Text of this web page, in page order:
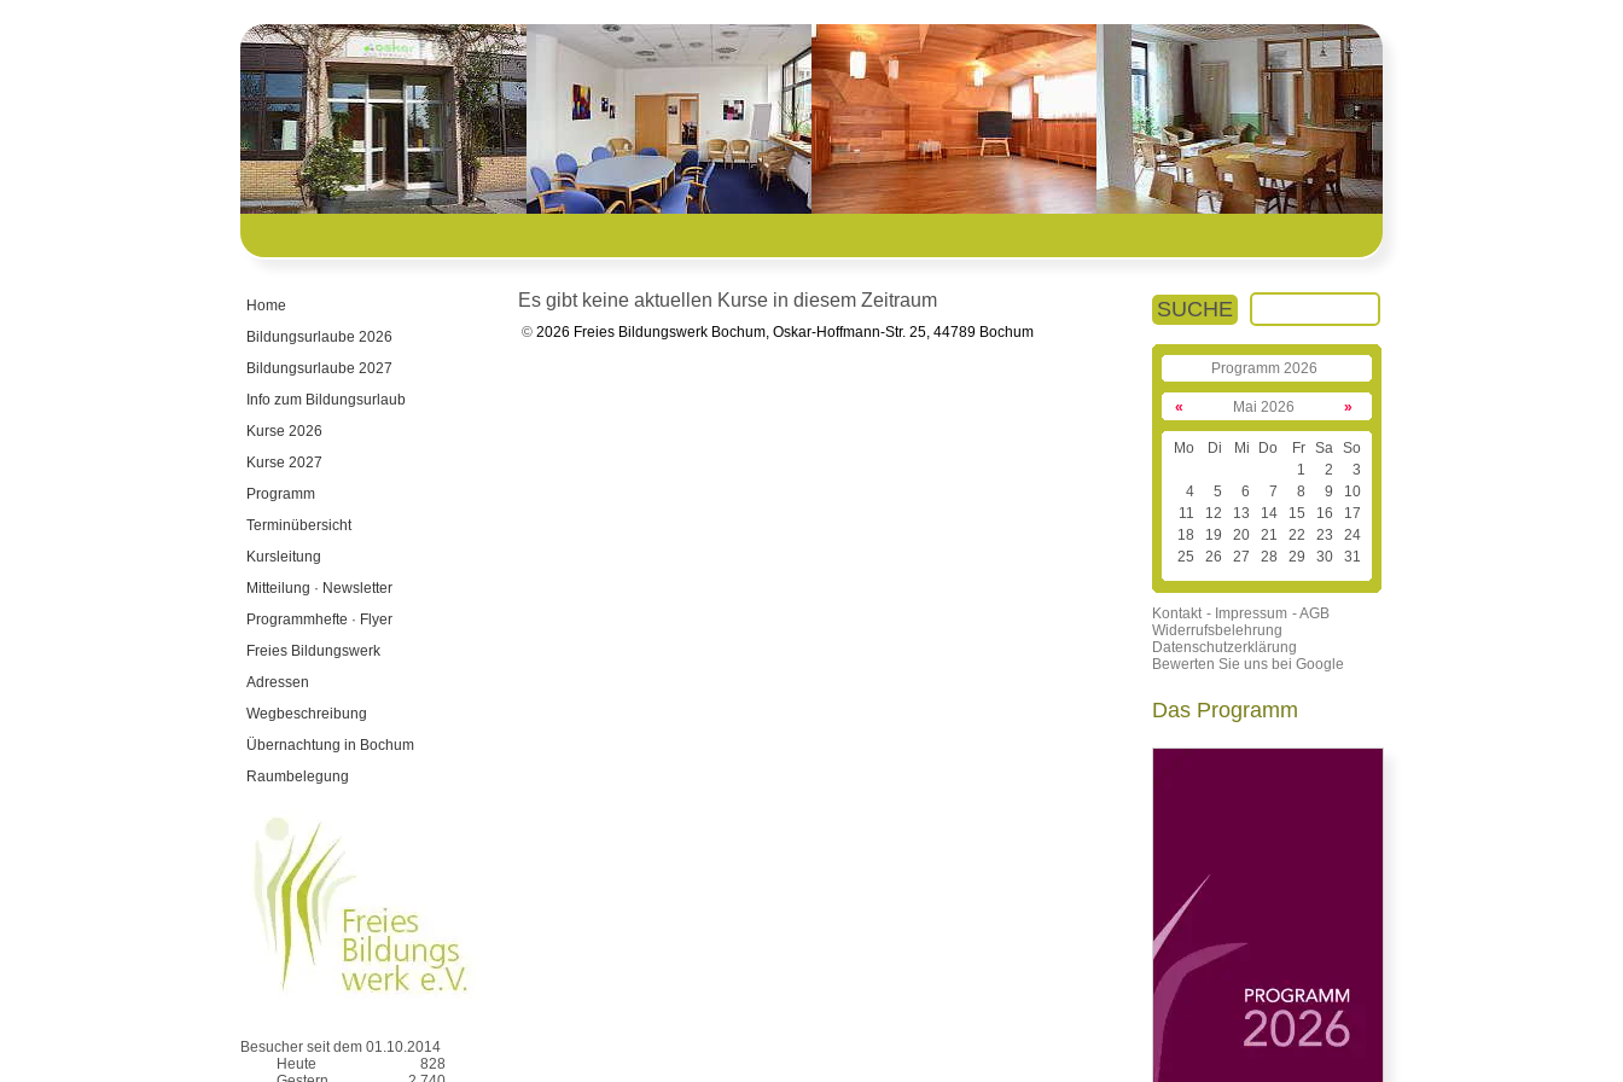
Home
Bildungsurlaube 2026
Bildungsurlaube 2027
Info zum Bildungsurlaub
Kurse 2026
Kurse 2027
Programm
Terminübersicht
Kursleitung
Mitteilung · Newsletter
Programmhefte · Flyer
Freies Bildungswerk
Adressen
Wegbeschreibung
Übernachtung in Bochum
Raumbelegung
Besucher seit dem 01.10.2014
Heute
828
Es gibt keine aktuellen Kurse in diesem Zeitraum
© 2026 Freies Bildungswerk Bochum, Oskar-Hoffmann-Str. 25, 44789 Bochum
SUCHE
Programm 2026
« Mai 2026 »
Mo Di Mi Do Fr Sa So
1
2
3
4
5 6 7 8 9
10
11
12 13 14 15 16
17
18
19 20 21 22 23
24
25
26 27 28 29 30 31
Kontakt - Impressum - AGB
Widerrufsbelehrung
Datenschutzerklärung
Bewerten Sie uns bei Google
Das Programm